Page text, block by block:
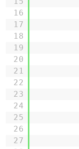
16
17
18
19
20
21
22
23
24
25
26
27